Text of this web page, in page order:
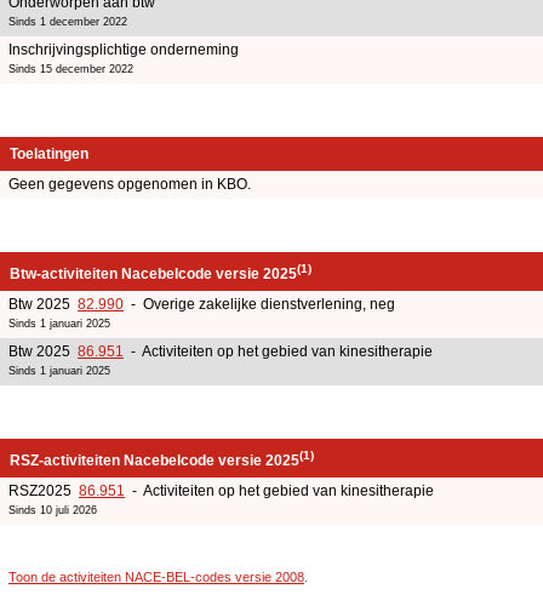
Sinds 1 december 2022
Inschrijvingsplichtige onderneming
Sinds 15 december 2022
Toelatingen
Geen gegevens opgenomen in KBO.
Btw-activiteiten Nacebelcode versie 2025(1)
Btw 2025 82.990 - Overige zakelijke dienstverlening, neg
Sinds 1 januari 2025
Btw 2025 86.951 - Activiteiten op het gebied van kinesitherapie
Sinds 1 januari 2025
RSZ-activiteiten Nacebelcode versie 2025(1)
RSZ2025 86.951 - Activiteiten op het gebied van kinesitherapie
Sinds 10 juli 2026
Toon de activiteiten NACE-BEL-codes versie 2008